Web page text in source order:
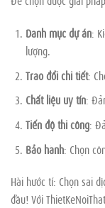
Danh mục dự án:
lượng.
Trao đổi chi tiết:
Chất liệu uy tín:
Tiến độ thi công:
Bảo hành: Chọn
Hài hước tí: Chọn sai
đầu! Với